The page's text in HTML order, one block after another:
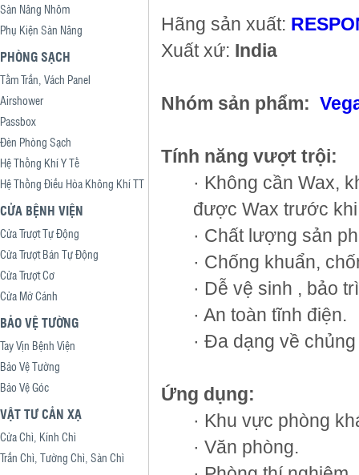
Sàn Nâng Nhôm
Phụ Kiện Sàn Nâng
PHÒNG SẠCH
Tấm Trần, Vách Panel
Airshower
Passbox
Đèn Phòng Sạch
Hệ Thống Khí Y Tế
Hệ Thống Điều Hòa Không Khí TT
CỬA BỆNH VIỆN
Cửa Trượt Tự Động
Cửa Trượt Bán Tự Động
Cửa Trượt Cơ
Cửa Mở Cánh
BẢO VỆ TƯỜNG
Tay Vịn Bệnh Viện
Bảo Vệ Tường
Bảo Vệ Góc
VẬT TƯ CẢN XẠ
Cửa Chì, Kính Chì
Trần Chì, Tường Chì, Sàn Chì
Hãng sản xuất:
Xuất xứ: India
Nhóm sản phẩm:
Tính năng vượt trội:
· Không cần Wax,
được Wax trước
· Chất lượng sản
· Chống khuẩn,
· Dễ vệ sinh , bảo
· An toàn tĩnh điện.
· Đa dạng về
Ứng dụng:
· Khu vực phòng
· Văn phòng.